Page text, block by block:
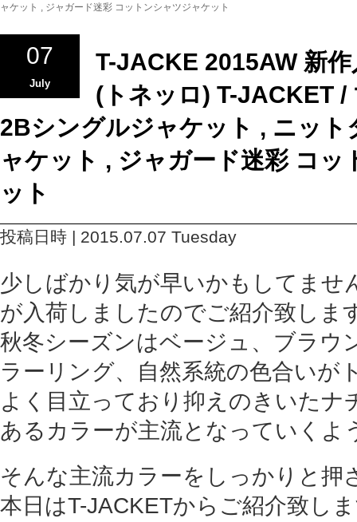
ャケット , ジャガード迷彩 コットンシャツジャケット
07
July
T-JACKE 2015AW 新
(トネッロ) T-JACKET
2Bシングルジャケット , ニット
ャケット , ジャガード迷彩 コッ
ット
投稿日時 | 2015.07.07 Tuesday
少しばかり気が早いかもしてませ
が入荷しましたのでご紹介致しま
秋冬シーズンはベージュ、ブラウ
ラーリング、自然系統の色合いが
よく目立っており抑えのきいたナ
あるカラーが主流となっていくよ
そんな主流カラーをしっかりと押
本日はT-JACKETからご紹介致し